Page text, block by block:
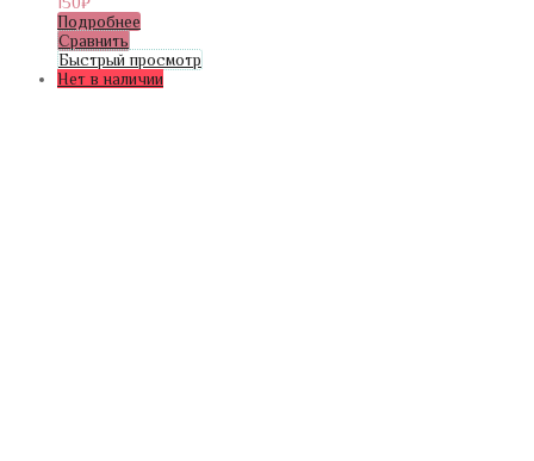
Подробнее
Сравнить
Быстрый просмотр
Нет в наличии